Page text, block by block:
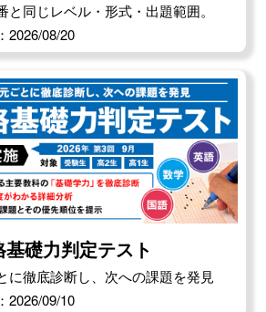
と同じレベル・形式・出題範囲。
2026/08/20
礎力判定テスト
に徹底診断し、次への課題を発見
2026/09/10